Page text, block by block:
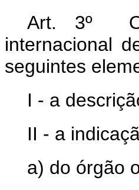
Art. 3º
internacional
seguintes
I - a
II - a
a) do órgão